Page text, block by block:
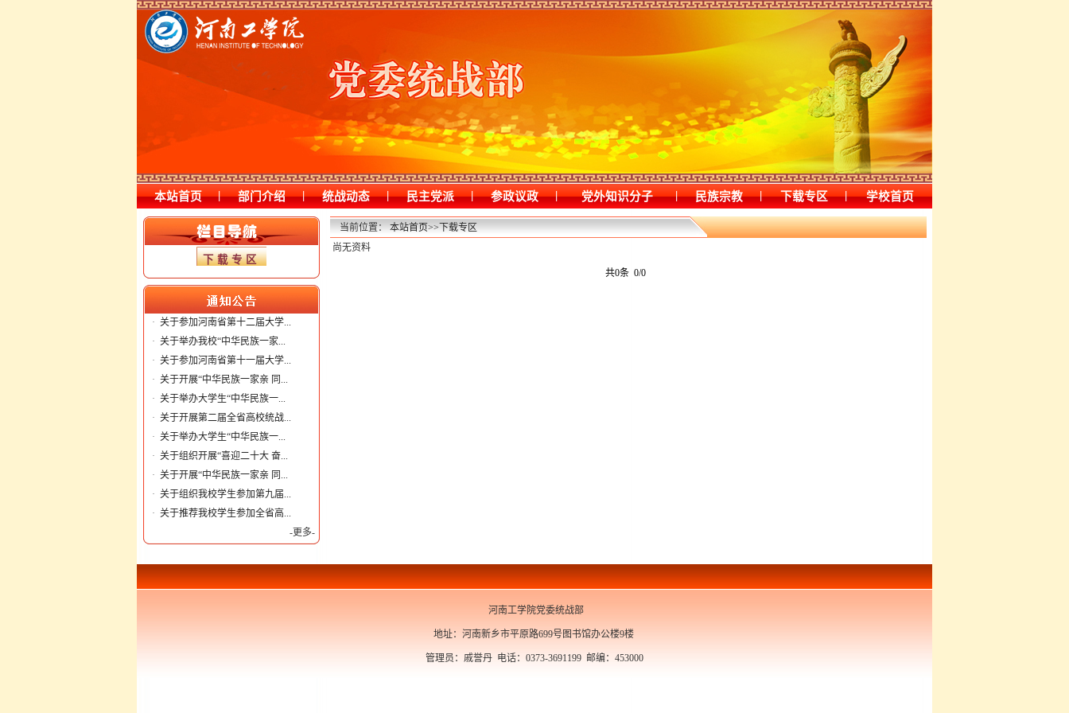
本站首页 | 部门介绍 | 统战动态 | 民主党派 | 参政议政 | 党外知识分子 | 民族宗教 | 下载专区 | 学校首页
下载专区
· 关于参加河南省第十二届大学...
· 关于举办我校“中华民族一家...
· 关于参加河南省第十一届大学...
· 关于开展“中华民族一家亲 同...
· 关于举办大学生“中华民族一...
· 关于开展第二届全省高校统战...
· 关于举办大学生“中华民族一...
· 关于组织开展“喜迎二十大 奋...
· 关于开展“中华民族一家亲 同...
· 关于组织我校学生参加第九届...
· 关于推荐我校学生参加全省高...
-更多-
当前位置：本站首页>>下载专区
尚无资料
共0条 0/0
河南工学院党委统战部
地址：河南新乡市平原路699号图书馆办公楼9楼
管理员：戚誉丹 电话：0373-3691199 邮编：453000